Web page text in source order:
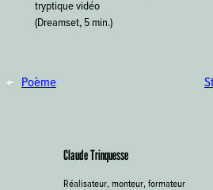
tryptique vidéo
(Dreamset, 5 min.)
← Poème
Claude Trinquesse
Réalisateur, monteur, formateur